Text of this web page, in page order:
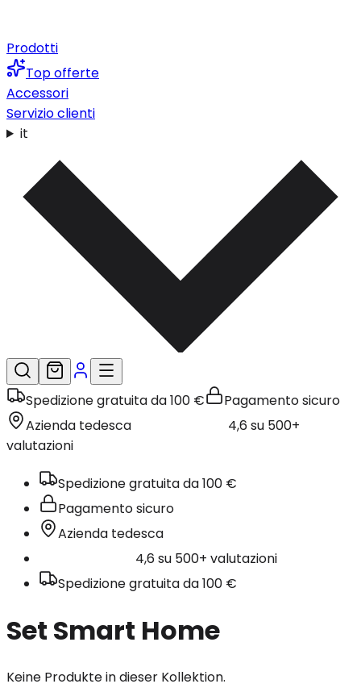
Prodotti
Top offerte
Accessori
Servizio clienti
it
Spedizione gratuita da 100 €
Pagamento sicuro
Azienda tedesca
4,6 su 500+
valutazioni
Spedizione gratuita da 100 €
Pagamento sicuro
Azienda tedesca
4,6 su 500+ valutazioni
Spedizione gratuita da 100 €
Set Smart Home
Keine Produkte in dieser Kollektion.